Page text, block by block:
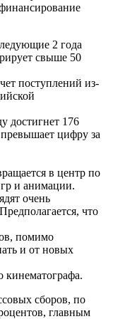
2 года
свыше 50
поступлений из-
достигнет 176
цифру за
в центр по
и анимации.
очень
что
помимо
и от новых
кинематографа.
сборов, по
главным